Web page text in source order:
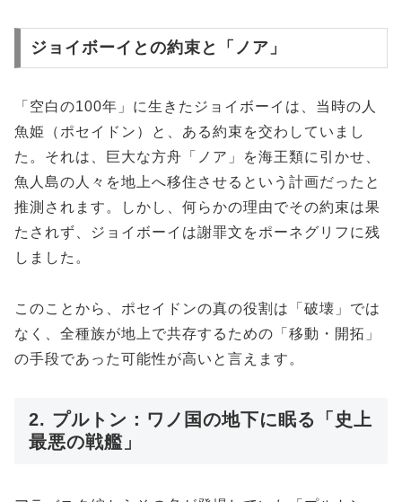
ジョイボーイとの約束と「ノア」
「空白の100年」に生きたジョイボーイは、当時の人
魚姫（ポセイドン）と、ある約束を交わしていまし
た。それは、巨大な方舟「ノア」を海王類に引かせ、
魚人島の人々を地上へ移住させるという計画だったと
推測されます。しかし、何らかの理由でその約束は果
たされず、ジョイボーイは謝罪文をポーネグリフに残
しました。
このことから、ポセイドンの真の役割は「破壊」では
なく、全種族が地上で共存するための「移動・開拓」
の手段であった可能性が高いと言えます。
2. プルトン：ワノ国の地下に眠る「史上
最悪の戦艦」